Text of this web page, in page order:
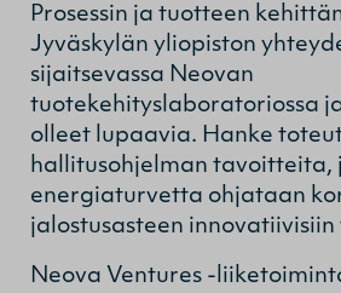
Prosessin ja tuotteen
Jyväskylän yliopiston
sijaitsevassa Neovan
tuotekehityslaboratoriossa
olleet lupaavia. Hanke
hallitusohjelman tavoitteita,
energiaturvetta ohjataan
jalostusasteen
Neova Ventures -